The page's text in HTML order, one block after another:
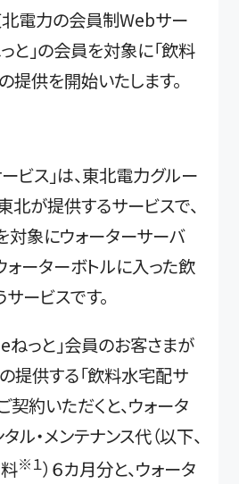
北電力の会員制Webサー
っと」の会員を対象に「飲料
提供を開始いたします。
ビス」は、東北電力グルー
北が提供するサービスで、
象にウォーターサーバ
ォーターボトルに入った飲
ービスです。
eねっと」会員のお客さまが
提供する「飲料水宅配サ
契約いただくと、ウォータ
ル・メンテナンス代（以下、
※１）６カ月分と、ウォータ